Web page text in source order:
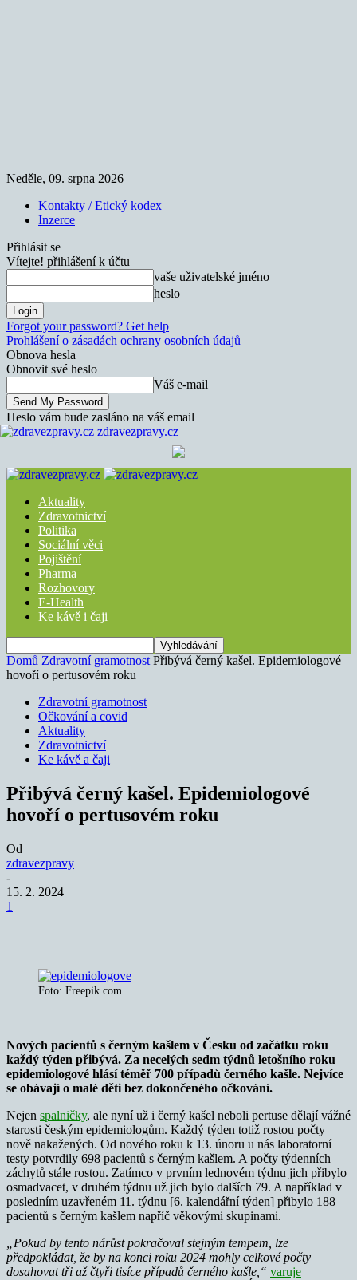
Neděle, 09. srpna 2026
Kontakty / Etický kodex
Inzerce
Přihlásit se
Vítejte! přihlášení k účtu
vaše uživatelské jméno
heslo
Forgot your password? Get help
Prohlášení o zásadách ochrany osobních údajů
Obnova hesla
Obnovit své heslo
Váš e-mail
Heslo vám bude zasláno na váš email
zdravezpravy.cz
Aktuality
Zdravotnictví
Politika
Sociální věci
Pojištění
Pharma
Rozhovory
E-Health
Ke kávě i čaji
Domů Zdravotní gramotnost Přibývá černý kašel. Epidemiologové
hovoří o pertusovém roku
Zdravotní gramotnost
Očkování a covid
Aktuality
Zdravotnictví
Ke kávě a čaji
Přibývá černý kašel. Epidemiologové
hovoří o pertusovém roku
Od
zdravezpravy
-
15. 2. 2024
1
Foto: Freepik.com
Nových pacientů s černým kašlem v Česku od začátku roku
každý týden přibývá. Za necelých sedm týdnů letošního roku
epidemiologové hlásí téměř 700 případů černého kašle. Nejvíce
se obávají o malé děti bez dokončeného očkování.
Nejen spalničky, ale nyní už i černý kašel neboli pertuse dělají vážné
starosti českým epidemiologům. Každý týden totiž rostou počty
nově nakažených. Od nového roku k 13. únoru u nás laboratorní
testy potvrdily 698 pacientů s černým kašlem. A počty týdenních
záchytů stále rostou. Zatímco v prvním lednovém týdnu jich přibylo
osmadvacet, v druhém týdnu už jich bylo dalších 79. A například v
posledním uzavřeném 11. týdnu [6. kalendářní týden] přibylo 188
pacientů s černým kašlem napříč věkovými skupinami.
„Pokud by tento nárůst pokračoval stejným tempem, lze
předpokládat, že by na konci roku 2024 mohly celkové počty
dosahovat tři až čtyři tisíce případů černého kašle,“ varuje